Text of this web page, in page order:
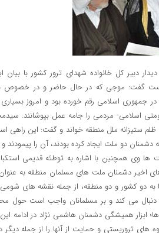
دبیر کل خانواده شهدای ترور کشور با بیان
پیش آغاز شده است گفت: موجی که در حال حاضر و در
جمهوری اسلامی رقم خورده بود و امروز
اسلامی- مردمی را جامه عمل بپوشانند.
ظلم ستیزانه ملل منطقه خواند و گفت: این
دو ملت ایجاد کرده بودند، آن را پیمودند
وی همچنین با اشاره به توطئه قدیمی
اخیر دشمنان ملت های مسلمان منطقه به
دو کشور و دو منطقه، از جمله نقشه های
می کند و بر مسلمانان واجب است حول
همیشگی دشمنان هاشمی نژاد در ادامه این
های تروریستی و حمایت از آنها را از جمله